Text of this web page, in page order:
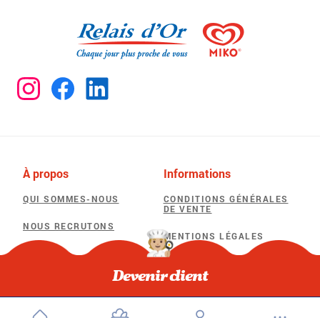
Devenir client
À propos
QUI SOMMES-NOUS
NOUS RECRUTONS
F.A.Q
Informations
CONDITIONS GÉNÉRALES
DE VENTE
MENTIONS LÉGALES
CONFIDENTIALITÉ
POLITIQUE D’UTILISATION
DES COOKIES